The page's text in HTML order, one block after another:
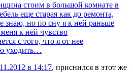
стоим в большой комнате в
еще старая как до ремонта,
знаю, но по сну я к ней раньше
к ней чувство
с того, что я от нее
уходить…
в 14:17, приснился в этот же